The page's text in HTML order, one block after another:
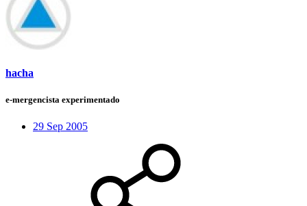
hacha
e-mergencista experimentado
29 Sep 2005